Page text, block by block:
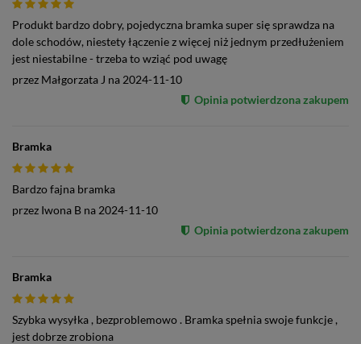
Produkt bardzo dobry, pojedyczna bramka super się sprawdza na
dole schodów, niestety łączenie z więcej niż jednym przedłużeniem
jest niestabilne - trzeba to wziąć pod uwagę
przez Małgorzata J na 2024-11-10
Opinia potwierdzona zakupem
Bramka
Bardzo fajna bramka
przez Iwona B na 2024-11-10
Opinia potwierdzona zakupem
Bramka
Szybka wysyłka , bezproblemowo . Bramka spełnia swoje funkcje ,
jest dobrze zrobiona